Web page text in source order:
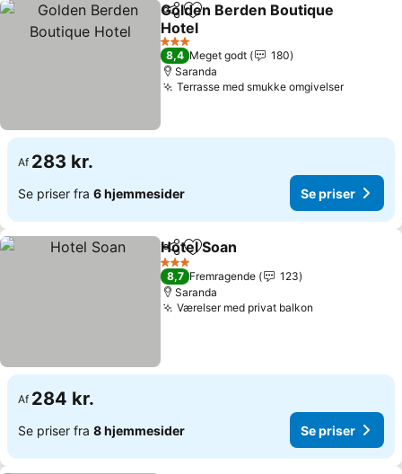
Del Føj til favoritter
Golden Berden Boutique
Hotel
3 Stjerner
8,4 Meget godt
180
Saranda
Terrasse med smukke omgivelser
Af 283 kr.
Se priser fra 6 hjemmesider Se priser
Del Føj til favoritter
Hotel Soan
3 Stjerner
8,7 Fremragende
123
Saranda
Værelser med privat balkon
Af 284 kr.
Se priser fra 8 hjemmesider Se priser